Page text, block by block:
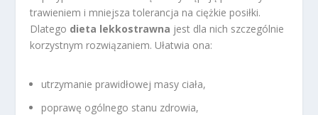
trawieniem i mniejsza tolerancja na ciężkie posiłki.
Dlatego dieta lekkostrawna jest dla nich szczególnie
korzystnym rozwiązaniem. Ułatwia ona:
utrzymanie prawidłowej masy ciała,
poprawę ogólnego stanu zdrowia,